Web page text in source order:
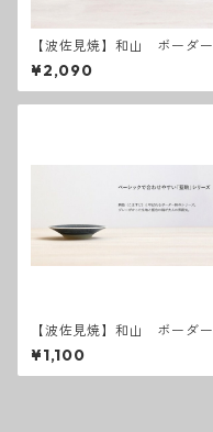
【波佐見焼】和山 ボーダー
柄 「藍駒」 三つ足小
¥2,090
【波佐見焼】和山 ボーダー
柄 「藍駒」小皿
¥1,100